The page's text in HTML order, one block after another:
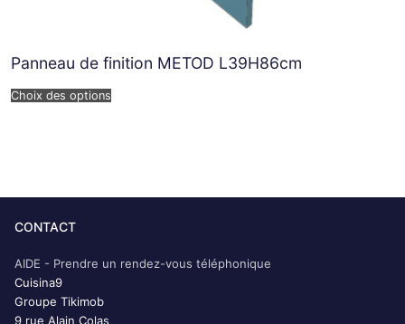
Panneau de finition METOD L39H86cm
Choix des options
CONTACT
AIDE - Prendre un rendez-vous téléphonique
Cuisina9
Groupe Tikimob
9 rue Alain Colas